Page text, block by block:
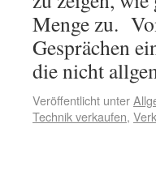
Menge zu.
Gesprächen
die nicht
Veröffentlicht unter
Technik verkaufen,